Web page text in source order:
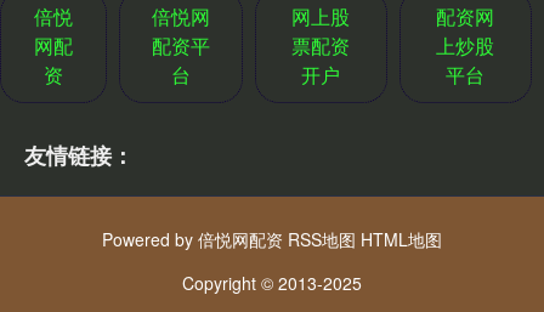
倍悦
网配
资
倍悦网
配资平
台
网上股
票配资
开户
配资网
上炒股
平台
友情链接：
Powered by 倍悦网配资 RSS地图 HTML地图
Copyright © 2013-2025